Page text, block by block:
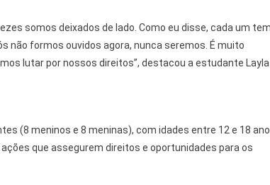
somos deixados de lado. Como eu disse, cada um
não formos ouvidos agora, nunca seremos. É muito
lutar por nossos direitos”, destacou a estudante Layla
(8 meninos e 8 meninas), com idades entre 12 e 18
que assegurem direitos e oportunidades para os